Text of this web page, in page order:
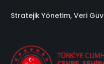
Stratejik Yönetim, Veri